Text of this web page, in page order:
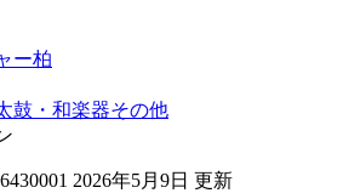
ー柏
鼓・和楽器その他
2026年5月9日 更新